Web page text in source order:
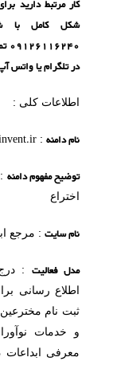
کار مرتبط دارید
در تلگرام یا واتس
اطلاعات کلی :
نام دامنه :
توضیح مفهوم دامنه :
اختراع
نام سایت : مرجع
مدل فعالیت :
اطلاع رسانی
ثبت نام
و خدمات
معرفی ابداعات